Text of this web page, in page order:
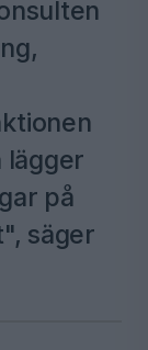
lägger
på
säger